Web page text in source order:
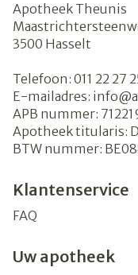
Apotheek Theunis
3500 Hasselt
Telefoon: 011 22 27
E-mailadres: info@
APB nummer:
Apotheek titularis:
BTW nummer:
Klantenservice
FAQ
Uw apotheek